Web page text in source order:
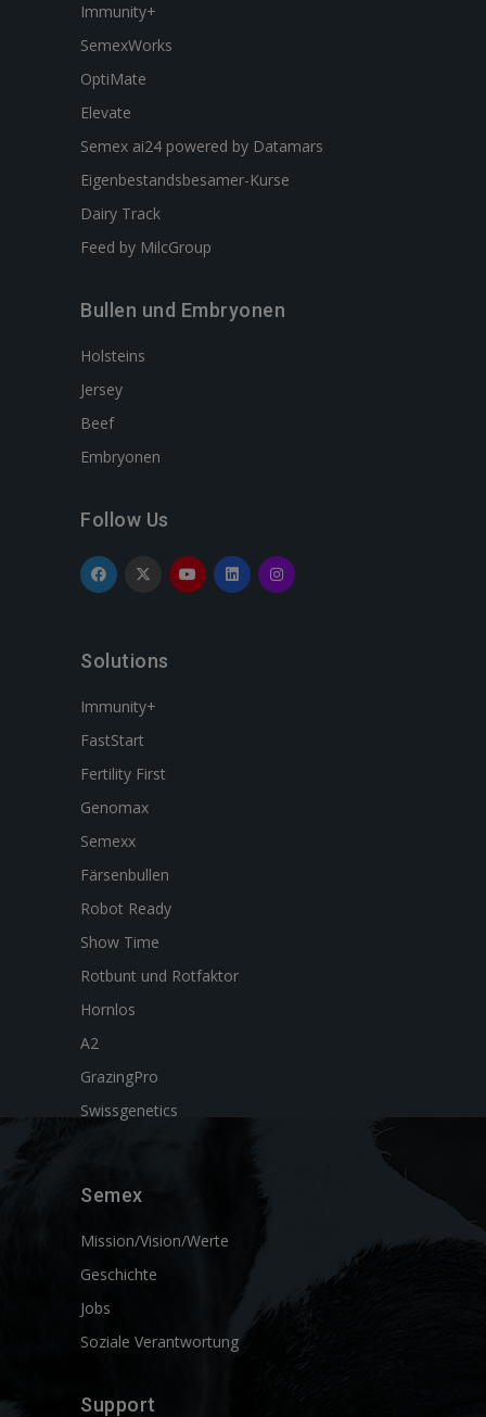
Immunity+
SemexWorks
OptiMate
Elevate
Semex ai24 powered by Datamars
Eigenbestandsbesamer-Kurse
Dairy Track
Feed by MilcGroup
Bullen und Embryonen
Holsteins
Jersey
Beef
Embryonen
Follow Us
Solutions
Immunity+
FastStart
Fertility First
Genomax
Semexx
Färsenbullen
Robot Ready
Show Time
Rotbunt und Rotfaktor
Hornlos
A2
GrazingPro
Swissgenetics
Semex
Mission/Vision/Werte
Geschichte
Jobs
Soziale Verantwortung
Support